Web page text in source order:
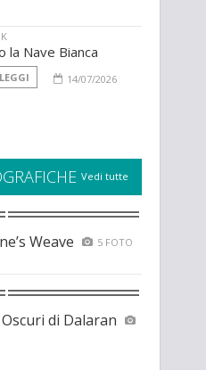
la Nave Bianca
LEGGI 14/07/2026
Vedi tutte
Weave 5 FOTO
di Dalaran